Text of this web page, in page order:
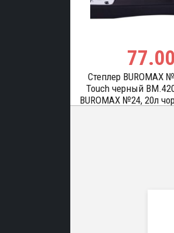
77.00
Степлер BUROMAX
Touch черный
BUROMAX №24, 20л